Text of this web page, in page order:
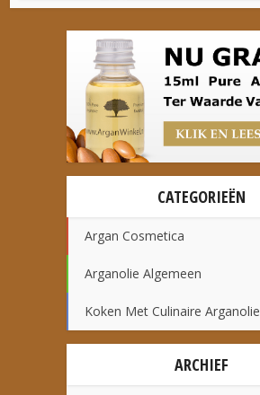
CATEGORIEËN
Argan Cosmetica
Arganolie Algemeen
Koken Met Culinaire Arganolie
ARCHIEF